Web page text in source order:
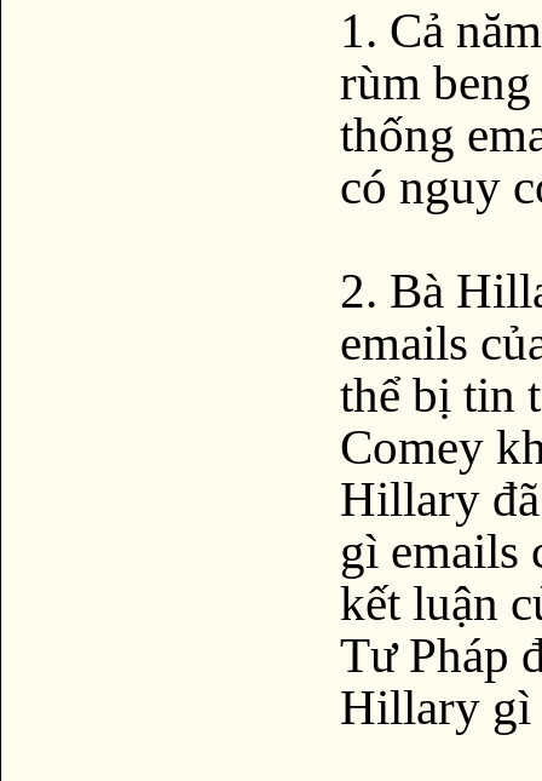
1. Cả
rùm
thống
có nguy
2. Bà
emails
thể bị tin
Comey
Hillary
gì emails
kết luận
Tư Pháp
Hillary gì